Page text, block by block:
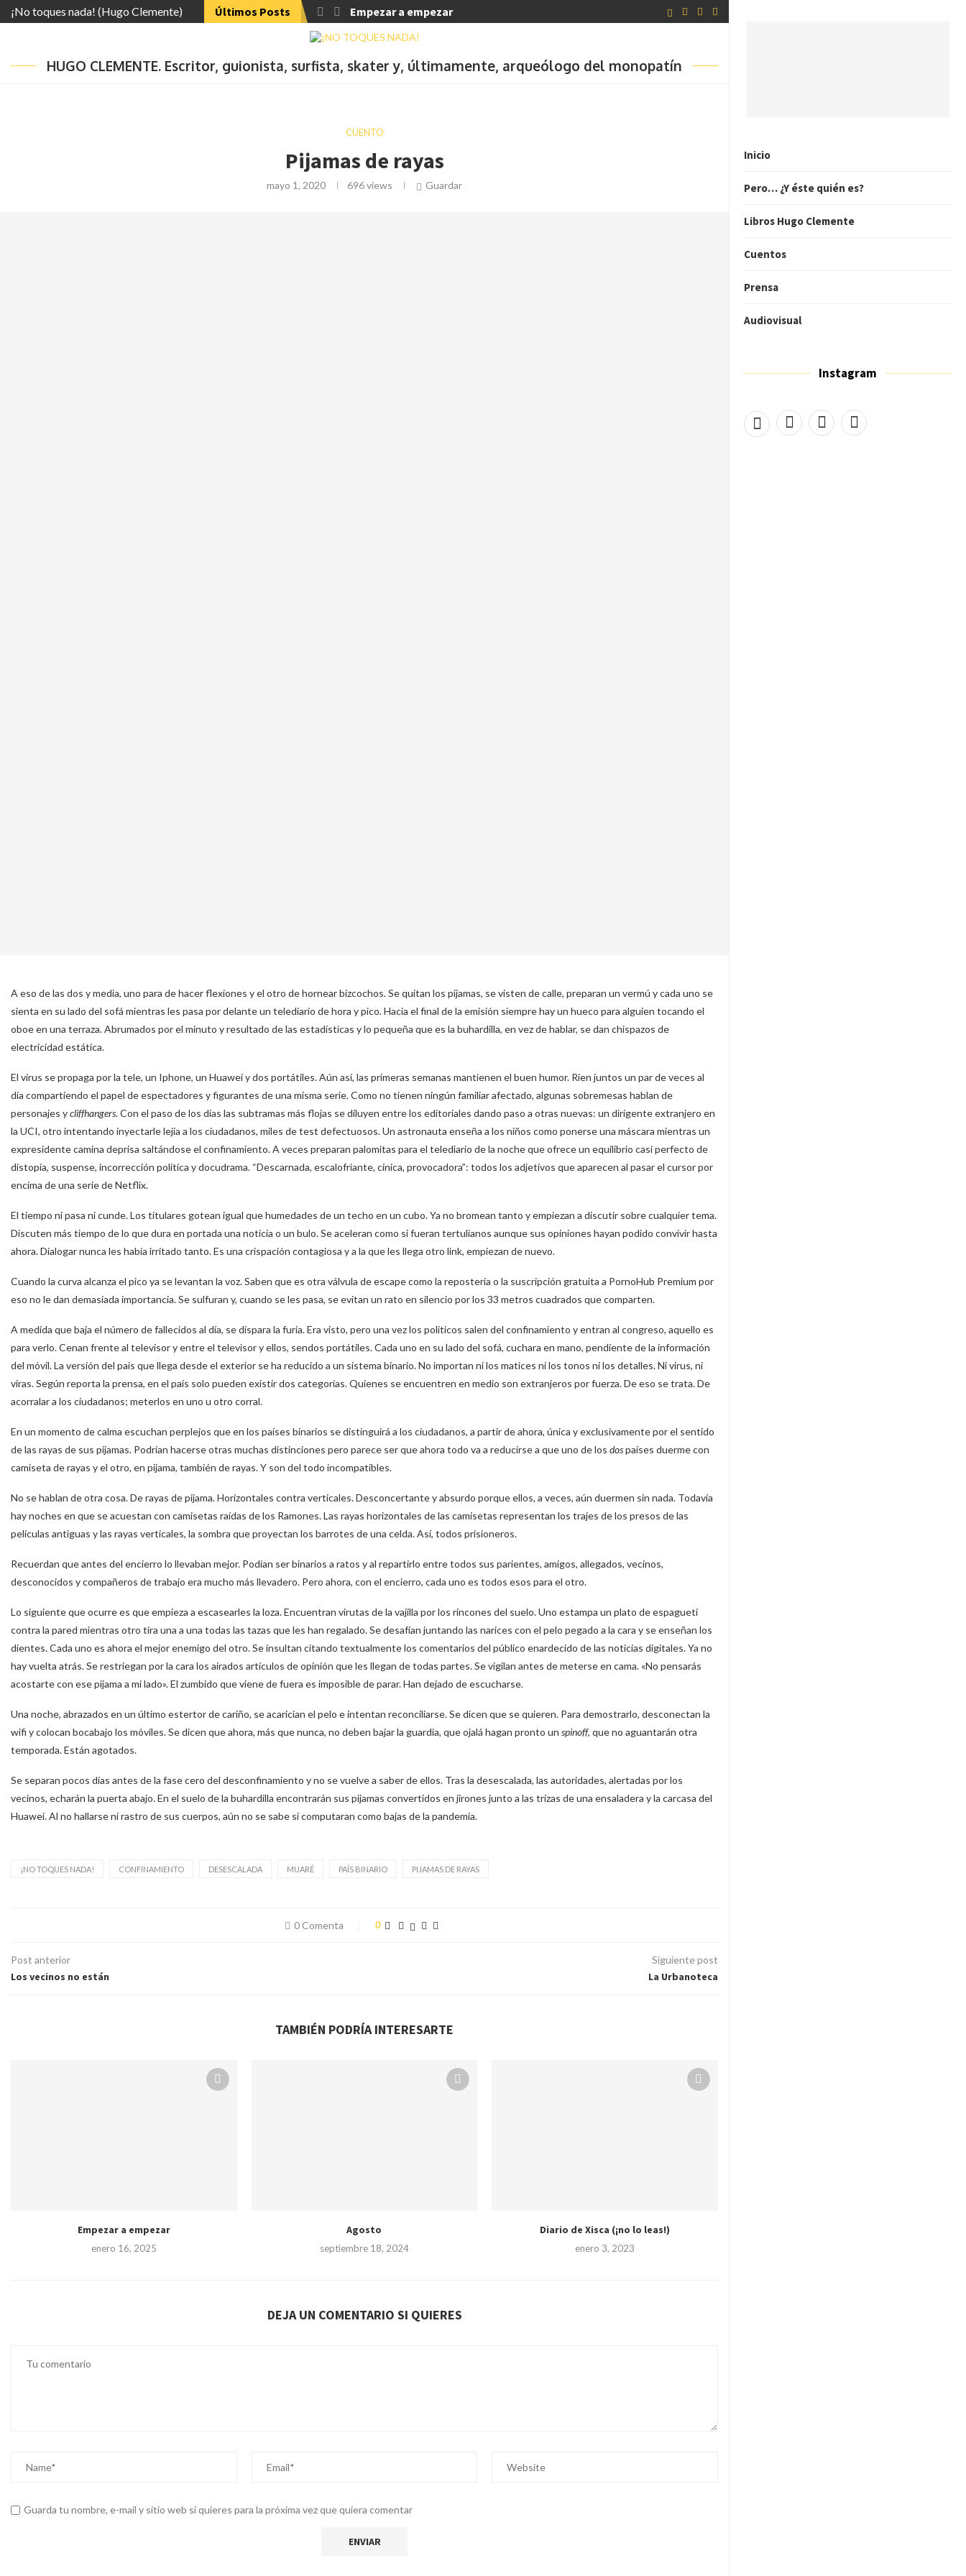
Inicio
Pero… ¿Y éste quién es?
Libros Hugo Clemente
Cuentos
Prensa
Audiovisual
Instagram
¡No toques nada! (Hugo Clemente) Últimos Posts Empezar a empezar
HUGO CLEMENTE. Escritor, guionista, surfista, skater y, últimamente, arqueólogo del monopatín
CUENTO
Pijamas de rayas
mayo 1, 2020 696views Guardar
A eso de las dos y media, uno para de hacer flexiones y el otro de hornear bizcochos. Se quitan los pijamas, se visten de calle, preparan un vermú y cada uno se
sienta en su lado del sofá mientras les pasa por delante un telediario de hora y pico. Hacia el final de la emisión siempre hay un hueco para alguien tocando el
oboe en una terraza. Abrumados por el minuto y resultado de las estadísticas y lo pequeña que es la buhardilla, en vez de hablar, se dan chispazos de
electricidad estática.
El virus se propaga por la tele, un Iphone, un Huawei y dos portátiles. Aún así, las primeras semanas mantienen el buen humor. Ríen juntos un par de veces al
día compartiendo el papel de espectadores y figurantes de una misma serie. Como no tienen ningún familiar afectado, algunas sobremesas hablan de
personajes ycliffhangers. Con el paso de los días las subtramas más flojas se diluyen entre los editoriales dando paso a otras nuevas: un dirigente extranjero en
la UCI, otro intentando inyectarle lejía a los ciudadanos, miles de test defectuosos. Un astronauta enseña a los niños como ponerse una máscara mientras un
expresidente camina deprisa saltándose el confinamiento. A veces preparan palomitas para el telediario de la noche que ofrece un equilibrio casi perfecto de
distopía, suspense, incorrección política y docudrama. “Descarnada, escalofriante, cínica, provocadora”: todos los adjetivos que aparecen al pasar el cursor por
encima de una serie de Netflix.
El tiempo ni pasa ni cunde. Los titulares gotean igual que humedades de un techo en un cubo. Ya no bromean tanto y empiezan a discutir sobre cualquier tema.
Discuten más tiempo de lo que dura en portada una noticia o un bulo. Se aceleran como si fueran tertulianos aunque sus opiniones hayan podido convivir hasta
ahora. Dialogar nunca les había irritado tanto. Es una crispación contagiosa y a la que les llega otro link, empiezan de nuevo.
Cuando la curva alcanza el pico ya se levantan la voz. Saben que es otra válvula de escape como la repostería o la suscripción gratuita a PornoHub Premium por
eso no le dan demasiada importancia. Se sulfuran y, cuando se les pasa, se evitan un rato en silencio por los 33 metros cuadrados que comparten.
A medida que baja el número de fallecidos al día, se dispara la furia. Era visto, pero una vez los políticos salen del confinamiento y entran al congreso, aquello es
para verlo. Cenan frente al televisor y entre el televisor y ellos, sendos portátiles. Cada uno en su lado del sofá, cuchara en mano, pendiente de la información
del móvil. La versión del país que llega desde el exterior se ha reducido a un sistema binario. No importan ni los matices ni los tonos ni los detalles. Ni virus, ni
viras. Según reporta la prensa, en el país solo pueden existir dos categorías. Quienes se encuentren en medio son extranjeros por fuerza. De eso se trata. De
acorralar a los ciudadanos; meterlos en uno u otro corral.
En un momento de calma escuchan perplejos que en los países binarios se distinguirá a los ciudadanos, a partir de ahora, única y exclusivamente por el sentido
de las rayas de sus pijamas. Podrían hacerse otras muchas distinciones pero parece ser que ahora todo va a reducirse a que uno de los dospaíses duerme con
camiseta de rayas y el otro, en pijama, también de rayas. Y son del todo incompatibles.
No se hablan de otra cosa. De rayas de pijama. Horizontales contra verticales. Desconcertante y absurdo porque ellos, a veces, aún duermen sin nada. Todavía
hay noches en que se acuestan con camisetas raídas de los Ramones. Las rayas horizontales de las camisetas representan los trajes de los presos de las
películas antiguas y las rayas verticales, la sombra que proyectan los barrotes de una celda. Así, todos prisioneros.
Recuerdan que antes del encierro lo llevaban mejor. Podían ser binarios a ratos y al repartirlo entre todos sus parientes, amigos, allegados, vecinos,
desconocidos y compañeros de trabajo era mucho más llevadero. Pero ahora, con el encierro, cada uno es todos esos para el otro.
Lo siguiente que ocurre es que empieza a escasearles la loza. Encuentran virutas de la vajilla por los rincones del suelo. Uno estampa un plato de espagueti
contra la pared mientras otro tira una a una todas las tazas que les han regalado. Se desafían juntando las narices con el pelo pegado a la cara y se enseñan los
dientes. Cada uno es ahora el mejor enemigo del otro. Se insultan citando textualmente los comentarios del público enardecido de las noticias digitales. Ya no
hay vuelta atrás. Se restriegan por la cara los airados artículos de opinión que les llegan de todas partes. Se vigilan antes de meterse en cama. «No pensarás
acostarte con ese pijama a mi lado». El zumbido que viene de fuera es imposible de parar. Han dejado de escucharse.
Una noche, abrazados en un último estertor de cariño, se acarician el pelo e intentan reconciliarse. Se dicen que se quieren. Para demostrarlo, desconectan la
wifi y colocan bocabajo los móviles. Se dicen que ahora, más que nunca, no deben bajar la guardia, que ojalá hagan pronto un spinoff, que no aguantarán otra
temporada. Están agotados.
Se separan pocos días antes de la fase cero del desconfinamiento y no se vuelve a saber de ellos. Tras la desescalada, las autoridades, alertadas por los
vecinos, echarán la puerta abajo. En el suelo de la buhardilla encontrarán sus pijamas convertidos en jirones junto a las trizas de una ensaladera y la carcasa del
Huawei. Al no hallarse ni rastro de sus cuerpos, aún no se sabe si computaran como bajas de la pandemia.
¡NO TOQUES NADA! CONFINAMIENTO DESESCALADA MUARÉ PAÍS BINARIO PIJAMAS DE RAYAS
0 Comenta 0
Post anterior
Los vecinos no están
Siguiente post
La Urbanoteca
TAMBIÉN PODRÍA INTERESARTE
Empezar a empezar
enero 16, 2025
Agosto
septiembre 18, 2024
Diario de Xisca (¡no lo leas!)
enero 3, 2023
DEJA UN COMENTARIO SI QUIERES
Guarda tu nombre, e-mail y sitio web si quieres para la próxima vez que quiera comentar